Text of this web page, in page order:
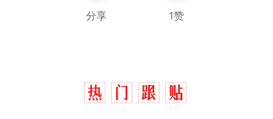
分享 1赞